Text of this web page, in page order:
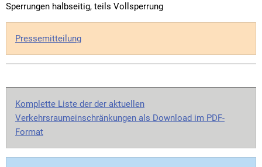
Sperrungen halbseitig, teils Vollsperrung
Pressemitteilung
Komplette Liste der der aktuellen
Verkehrsraumeinschränkungen als Download im PDF-
Format